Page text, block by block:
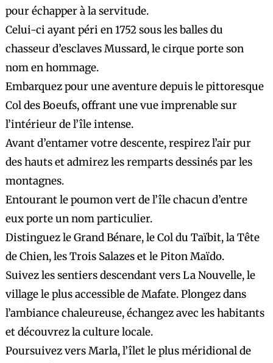
pour échapper à la servitude.
Celui-ci ayant péri en 1752 sous les balles du
chasseur d’esclaves Mussard, le cirque porte son
nom en hommage.
Embarquez pour une aventure depuis le pittoresque
Col des Boeufs, offrant une vue imprenable sur
l’intérieur de l’île intense.
Avant d’entamer votre descente, respirez l’air pur
des hauts et admirez les remparts dessinés par les
montagnes.
Entourant le poumon vert de l’île chacun d’entre
eux porte un nom particulier.
Distinguez le Grand Bénare, le Col du Taïbit, la Tête
de Chien, les Trois Salazes et le Piton Maïdo.
Suivez les sentiers descendant vers La Nouvelle, le
village le plus accessible de Mafate. Plongez dans
l’ambiance chaleureuse, échangez avec les habitants
et découvrez la culture locale.
Poursuivez vers Marla, l’îlet le plus méridional de